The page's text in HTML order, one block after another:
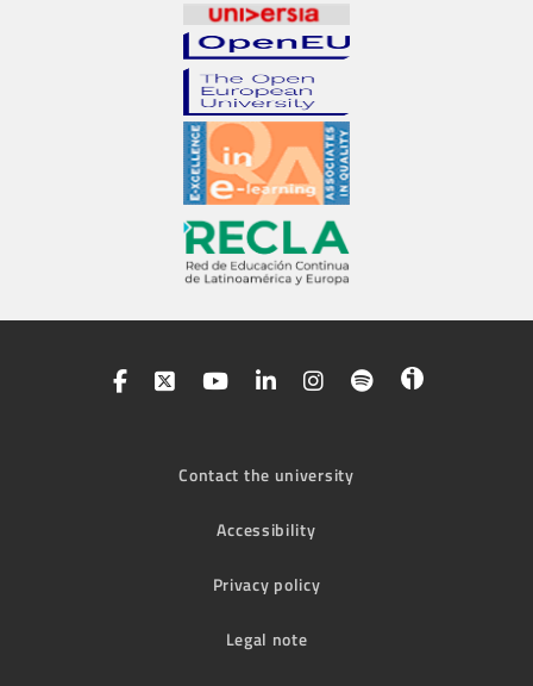
Contact the university
Accessibility
Privacy policy
Legal note